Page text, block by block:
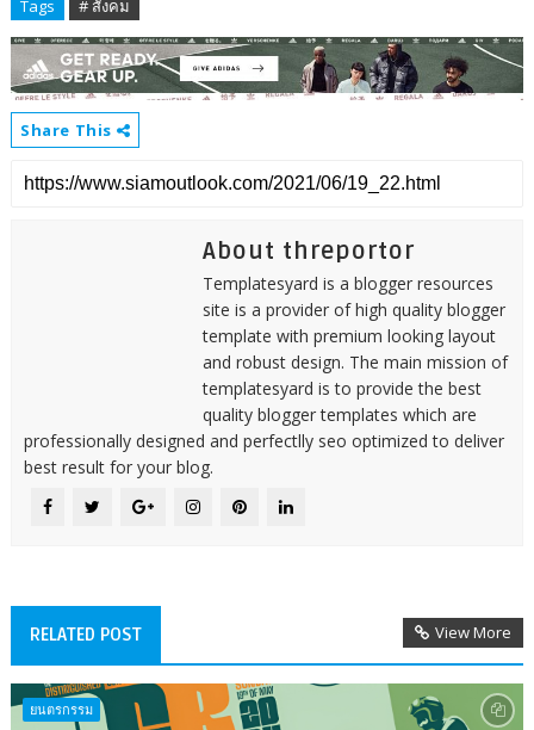
Tags # สังคม
Share This
About threportor
Templatesyard is a blogger resources
site is a provider of high quality blogger
template with premium looking layout
and robust design. The main mission of
templatesyard is to provide the best
quality blogger templates which are
professionally designed and perfectlly seo optimized to deliver
best result for your blog.
RELATED POST View More
ยนตรกรรม